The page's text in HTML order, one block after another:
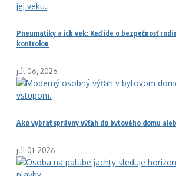
Pneumatiky a ich vek: Keď ide o bezpečnosť
kontrolou
júl 06, 2026
Ako vybrať správny výťah do bytového domu
júl 01, 2026